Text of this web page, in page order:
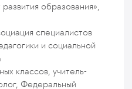
образования»,
специалистов
и социальной
классов, учитель-
Федеральный